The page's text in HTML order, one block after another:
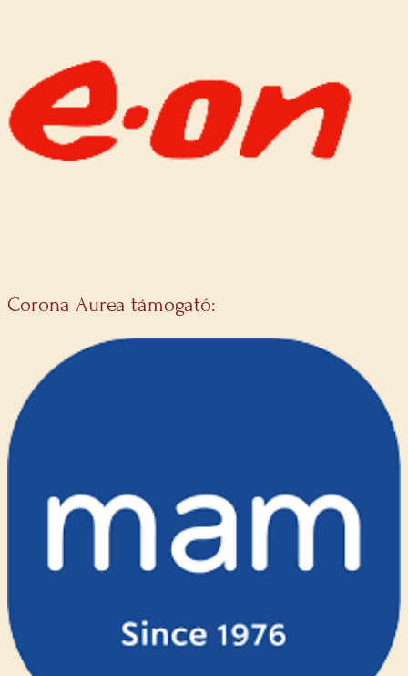
Corona Aurea támogató: